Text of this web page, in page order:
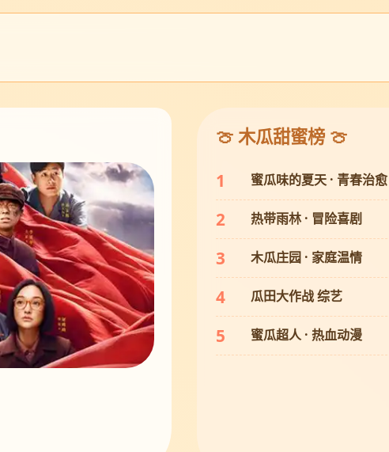
🍈 木瓜甜蜜榜 🍈
1 蜜瓜味的夏天 · 青春治愈
2 热带雨林 · 冒险喜剧
3 木瓜庄园 · 家庭温情
4 瓜田大作战 综艺
5 蜜瓜超人 · 热血动漫